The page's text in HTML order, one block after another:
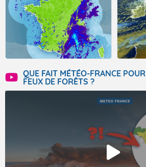
QUE FAIT MÉTÉO-FRANCE
FEUX DE FORÊTS ?